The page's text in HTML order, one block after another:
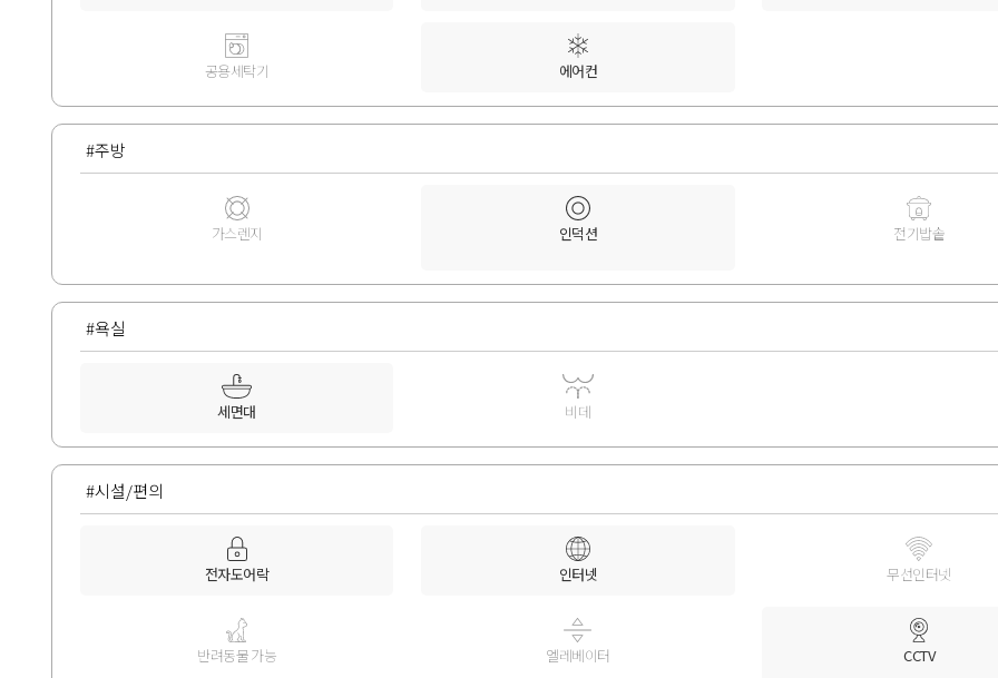
공용세탁기 에어컨
#주방
가스렌지 인덕션 전기밥솥
#욕실
세면대 비데
#시설/편의
전자도어락 인터넷 무선인터넷
반려동물 가능 엘레베이터 CCTV